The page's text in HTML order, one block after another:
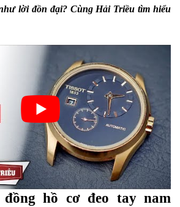
lời đồn đại? Cùng Hải Triều tìm hiểu
đồng hồ cơ đeo tay nam